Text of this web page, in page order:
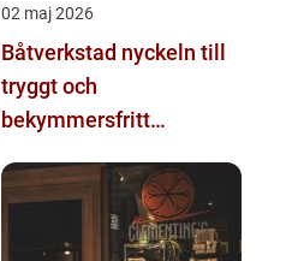
02 maj 2026
Båtverkstad nyckeln till
tryggt och
bekymmersfritt